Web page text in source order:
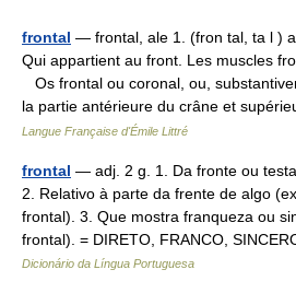
frontal — frontal, ale 1. (fron tal, ta l )
Qui appartient au front. Les muscles
Os frontal ou coronal, ou,
la partie antérieure du crâne et
Langue Française d'Émile Littré
frontal — adj. 2 g. 1. Da fronte ou
2. Relativo à parte da frente de algo
frontal). 3. Que mostra franqueza ou
frontal). = DIRETO, FRANCO,
Dicionário da Língua Portuguesa